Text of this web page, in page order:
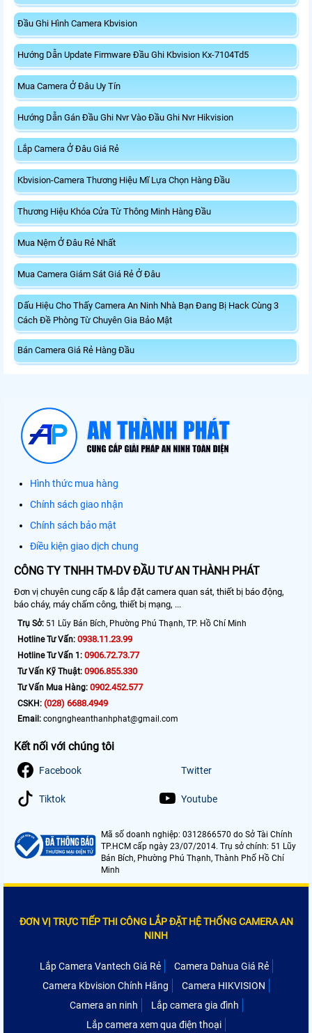
Đầu Ghi Hình Camera Kbvision
Hướng Dẫn Update Firmware Đầu Ghi Kbvision Kx-7104Td5
Mua Camera Ở Đâu Uy Tín
Hướng Dẫn Gán Đầu Ghi Nvr Vào Đầu Ghi Nvr Hikvision
Lắp Camera Ở Đâu Giá Rẻ
Kbvision-Camera Thương Hiệu Mĩ Lựa Chọn Hàng Đầu
Thương Hiệu Khóa Cửa Từ Thông Minh Hàng Đầu
Mua Nệm Ở Đâu Rẻ Nhất
Mua Camera Giám Sát Giá Rẻ Ở Đâu
Dấu Hiệu Cho Thấy Camera An Ninh Nhà Bạn Đang Bị Hack Cùng 3
Cách Đề Phòng Từ Chuyên Gia Bảo Mật
Bán Camera Giá Rẻ Hàng Đầu
Hình thức mua hàng
Chính sách giao nhận
Chính sách bảo mật
Điều kiện giao dịch chung
CÔNG TY TNHH TM-DV ĐẦU TƯ AN THÀNH PHÁT
Đơn vị chuyên cung cấp & lắp đặt camera quan sát, thiết bị báo động,
báo cháy, máy chấm công, thiết bị mạng, ...
Trụ Sở: 51 Lũy Bán Bích, Phường Phú Thạnh, TP. Hồ Chí Minh
Hotline Tư Vấn: 0938.11.23.99
Hotline Tư Vấn 1: 0906.72.73.77
Tư Vấn Kỹ Thuật: 0906.855.330
Tư Vấn Mua Hàng: 0902.452.577
CSKH: (028) 6688.4949
Email: congngheanthanhphat@gmail.com
Kết nối với chúng tôi
Facebook Twitter
Tiktok Youtube
Mã số doanh nghiệp: 0312866570 do Sở Tài Chính
TP.HCM cấp ngày 23/07/2014. Trụ sở chính: 51 Lũy
Bán Bích, Phường Phú Thạnh, Thành Phố Hồ Chí
Minh
ĐƠN VỊ TRỰC TIẾP THI CÔNG LẮP ĐẶT HỆ THỐNG CAMERA AN
NINH
Lắp Camera Vantech Giá Rẻ
Camera Dahua Giá Rẻ
Camera Kbvision Chính Hãng
Camera HIKVISION
Camera an ninh
Lắp camera gia đình
Lắp camera xem qua điện thoại